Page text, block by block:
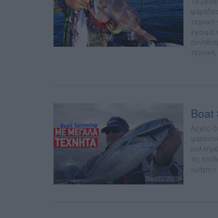
έχουµε
Αρχές
τις